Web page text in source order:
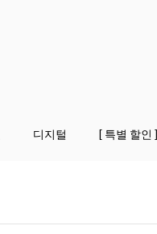
디지털 [ 특별 할인 ]